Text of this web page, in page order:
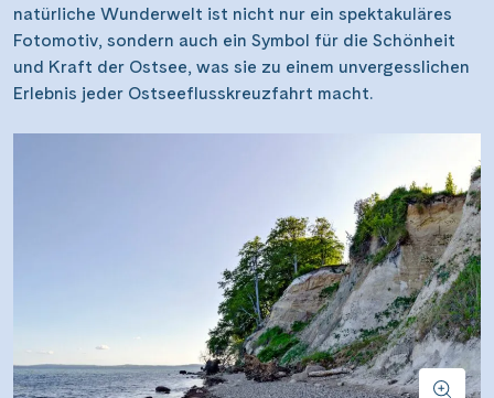
natürliche Wunderwelt ist nicht nur ein spektakuläres
Fotomotiv, sondern auch ein Symbol für die Schönheit
und Kraft der Ostsee, was sie zu einem unvergesslichen
Erlebnis jeder Ostseeflusskreuzfahrt macht.